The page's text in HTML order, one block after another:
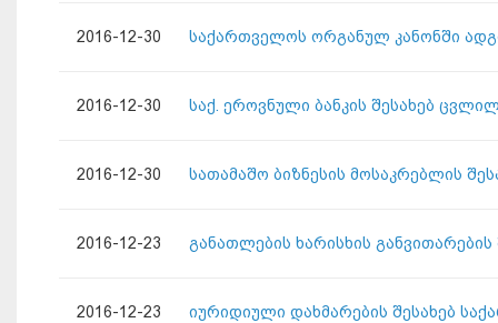
2016-12-30 საქართველოს ორგანულ კანონში
2016-12-30 საქ. ეროვნული ბანკის შესახებ
2016-12-30 სათამაშო ბიზნესის მოსაკრებლის
2016-12-23 განათლების ხარისხის
2016-12-23 იურიდიული დახმარების შესახებ